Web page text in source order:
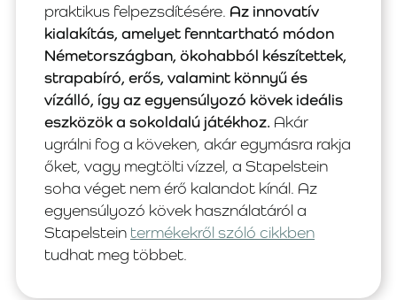
praktikus felpezsdítésére. Az innovatív
kialakítás, amelyet fenntartható módon
Németországban, ökohabból készítettek,
strapabíró, erős, valamint könnyű és
vízálló, így az egyensúlyozó kövek ideális
eszközök a sokoldalú játékhoz. Akár
ugrálni fog a köveken, akár egymásra rakja
őket, vagy megtölti vízzel, a Stapelstein
soha véget nem érő kalandot kínál. Az
egyensúlyozó kövek használatáról a
Stapelstein termékekről szóló cikkben
tudhat meg többet.